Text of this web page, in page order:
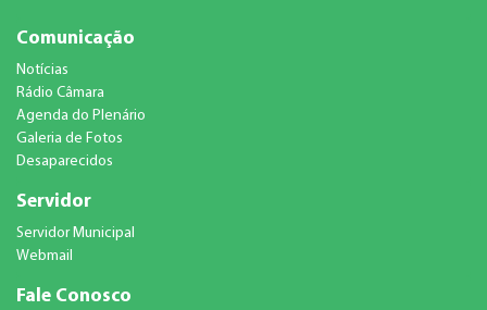
Comunicação
Notícias
Rádio Câmara
Agenda do Plenário
Galeria de Fotos
Desaparecidos
Servidor
Servidor Municipal
Webmail
Fale Conosco